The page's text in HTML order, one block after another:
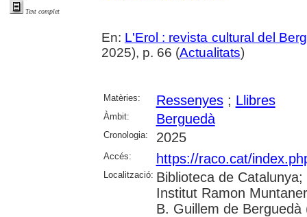
Text complet
En: L'Erol : revista cultural del
2025), p. 66 (Actualitats)
Matèries: Ressenyes; Llibres
Àmbit: Berguedà
Cronologia: 2025
Accés: https://raco.cat/
Localització: Biblioteca de
Institut Ramon
B. Guillem de Berguedà